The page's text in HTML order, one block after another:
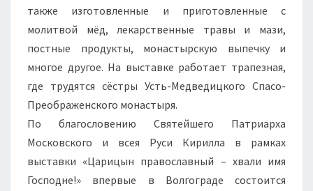
также изготовленные и приготовленные с
молитвой мёд, лекарственные травы и мази,
постные продукты, монастырскую выпечку и
многое другое. На выставке работает трапезная,
где трудятся сёстры Усть-Медведицкого Спасо-
Преображенского монастыря.
По благословению Святейшего Патриарха
Московского и всея Руси Кирилла в рамках
выставки «Царицын православный – хвали имя
Господне!» впервые в Волгограде состоится